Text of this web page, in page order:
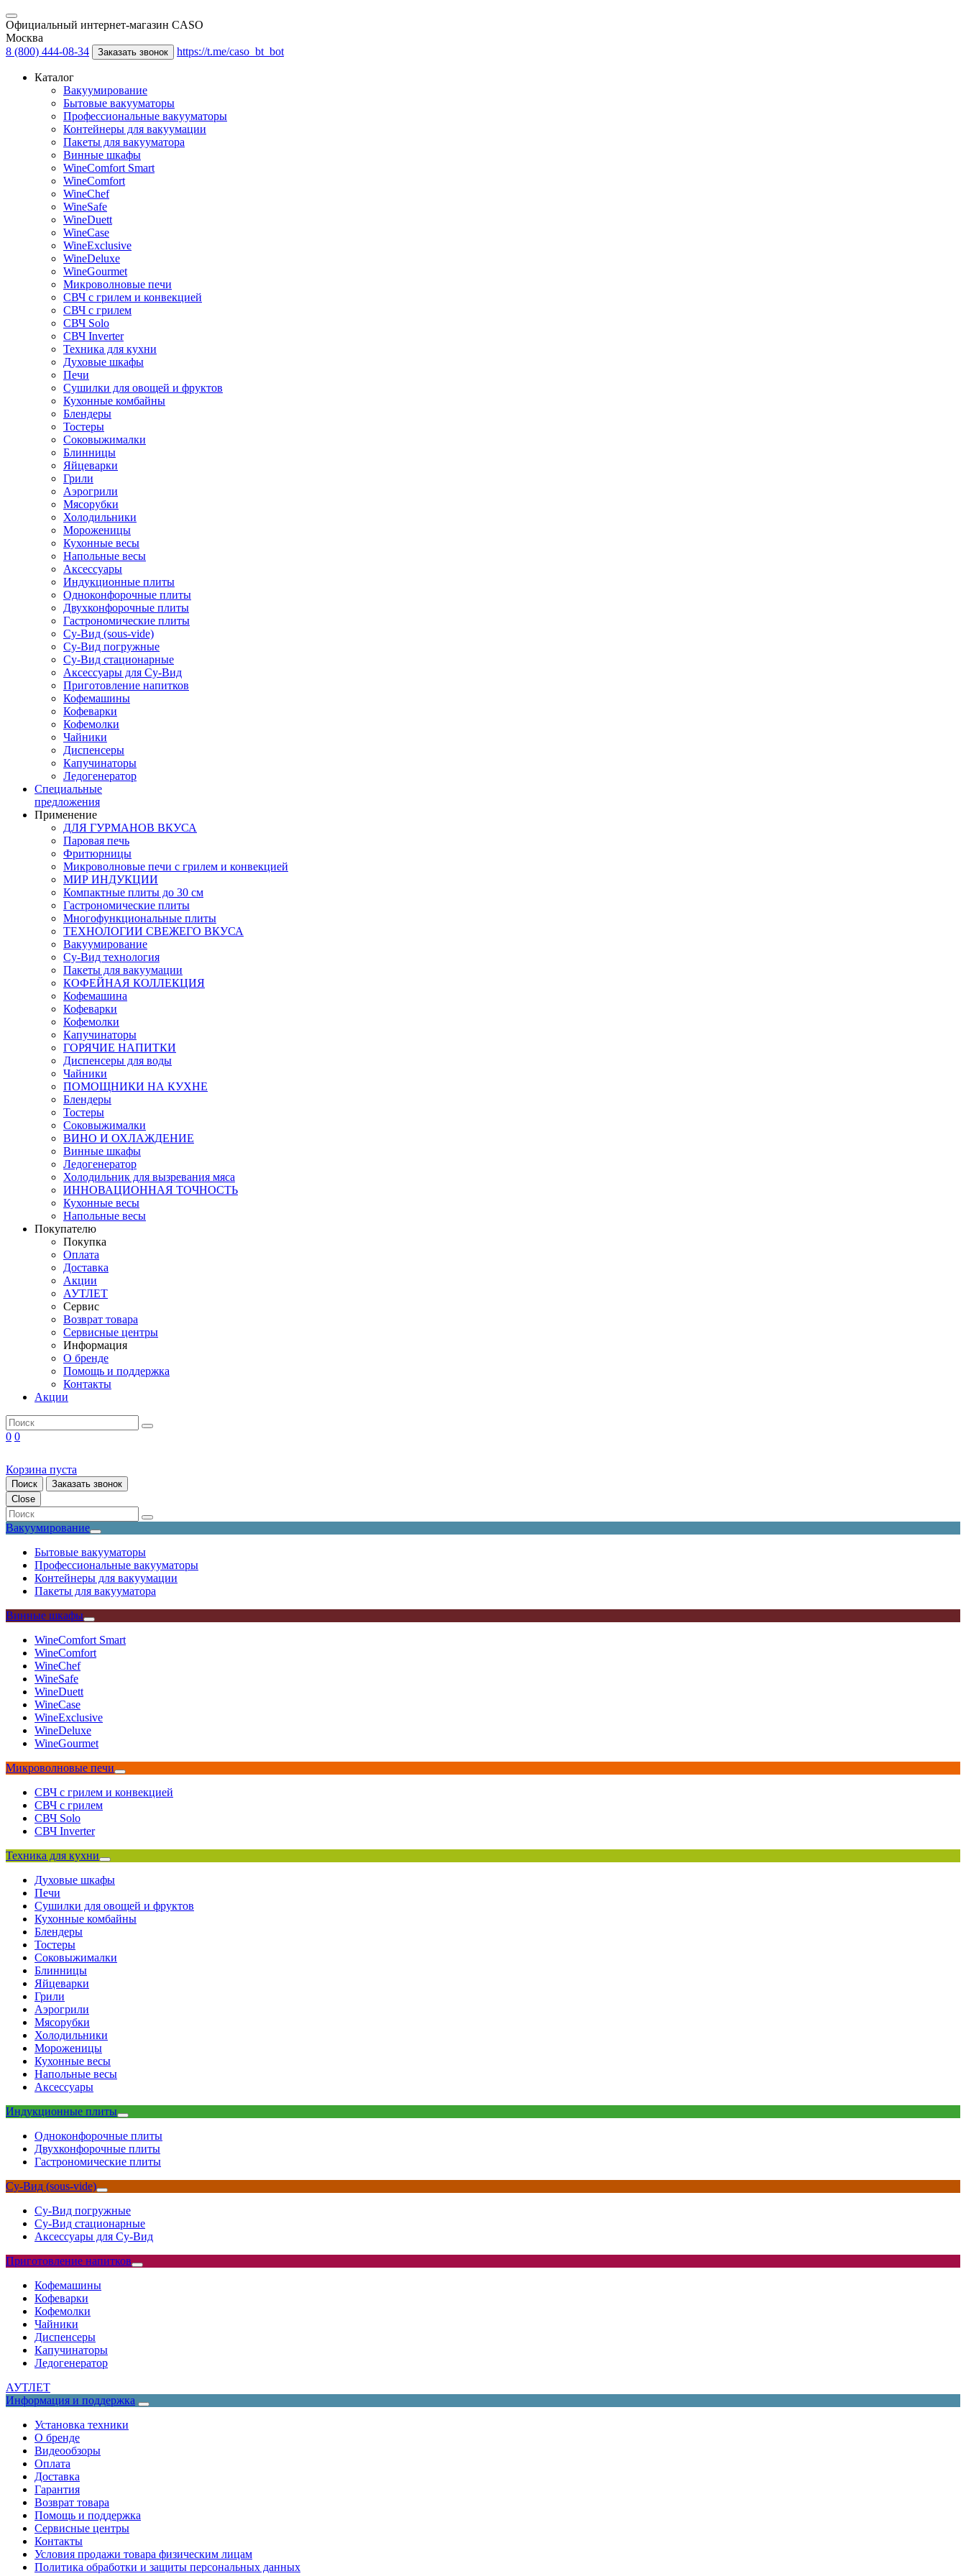
Официальный интернет-магазин CASO
Москва
8 (800) 444-08-34
Заказать звонок https://t.me/caso_bt_bot
Каталог
Вакуумирование
Бытовые вакууматоры
Профессиональные вакууматоры
Контейнеры для вакуумации
Пакеты для вакууматора
Винные шкафы
WineComfort Smart
WineComfort
WineChef
WineSafe
WineDuett
WineCase
WineExclusive
WineDeluxe
WineGourmet
Микроволновые печи
СВЧ с грилем и конвекцией
СВЧ с грилем
СВЧ Solo
СВЧ Inverter
Техника для кухни
Духовые шкафы
Печи
Сушилки для овощей и фруктов
Кухонные комбайны
Блендеры
Тостеры
Соковыжималки
Блинницы
Яйцеварки
Грили
Аэрогрили
Мясорубки
Холодильники
Мороженицы
Кухонные весы
Напольные весы
Аксессуары
Индукционные плиты
Одноконфорочные плиты
Двухконфорочные плиты
Гастрономические плиты
Су-Вид (sous-vide)
Су-Вид погружные
Су-Вид стационарные
Аксессуары для Су-Вид
Приготовление напитков
Кофемашины
Кофеварки
Кофемолки
Чайники
Диспенсеры
Капучинаторы
Ледогенератор
Специальные
предложения
Применение
ДЛЯ ГУРМАНОВ ВКУСА
Паровая печь
Фритюрницы
Микроволновые печи с грилем и конвекцией
МИР ИНДУКЦИИ
Компактные плиты до 30 см
Гастрономические плиты
Многофункциональные плиты
ТЕХНОЛОГИИ СВЕЖЕГО ВКУСА
Вакуумирование
Су-Вид технология
Пакеты для вакуумации
КОФЕЙНАЯ КОЛЛЕКЦИЯ
Кофемашина
Кофеварки
Кофемолки
Капучинаторы
ГОРЯЧИЕ НАПИТКИ
Диспенсеры для воды
Чайники
ПОМОЩНИКИ НА КУХНЕ
Блендеры
Тостеры
Соковыжималки
ВИНО И ОХЛАЖДЕНИЕ
Винные шкафы
Ледогенератор
Холодильник для вызревания мяса
ИННОВАЦИОННАЯ ТОЧНОСТЬ
Кухонные весы
Напольные весы
Покупателю
Покупка
Оплата
Доставка
Акции
АУТЛЕТ
Сервис
Возврат товара
Сервисные центры
Информация
О бренде
Помощь и поддержка
Контакты
Акции
0 0
Корзина пуста
Поиск
Заказать звонок
Close
Вакуумирование
Бытовые вакууматоры
Профессиональные вакууматоры
Контейнеры для вакуумации
Пакеты для вакууматора
Винные шкафы
WineComfort Smart
WineComfort
WineChef
WineSafe
WineDuett
WineCase
WineExclusive
WineDeluxe
WineGourmet
Микроволновые печи
СВЧ с грилем и конвекцией
СВЧ с грилем
СВЧ Solo
СВЧ Inverter
Техника для кухни
Духовые шкафы
Печи
Сушилки для овощей и фруктов
Кухонные комбайны
Блендеры
Тостеры
Соковыжималки
Блинницы
Яйцеварки
Грили
Аэрогрили
Мясорубки
Холодильники
Мороженицы
Кухонные весы
Напольные весы
Аксессуары
Индукционные плиты
Одноконфорочные плиты
Двухконфорочные плиты
Гастрономические плиты
Су-Вид (sous-vide)
Су-Вид погружные
Су-Вид стационарные
Аксессуары для Су-Вид
Приготовление напитков
Кофемашины
Кофеварки
Кофемолки
Чайники
Диспенсеры
Капучинаторы
Ледогенератор
АУТЛЕТ
Информация и поддержка
Установка техники
О бренде
Видеообзоры
Оплата
Доставка
Гарантия
Возврат товара
Помощь и поддержка
Сервисные центры
Контакты
Условия продажи товара физическим лицам
Политика обработки и защиты персональных данных